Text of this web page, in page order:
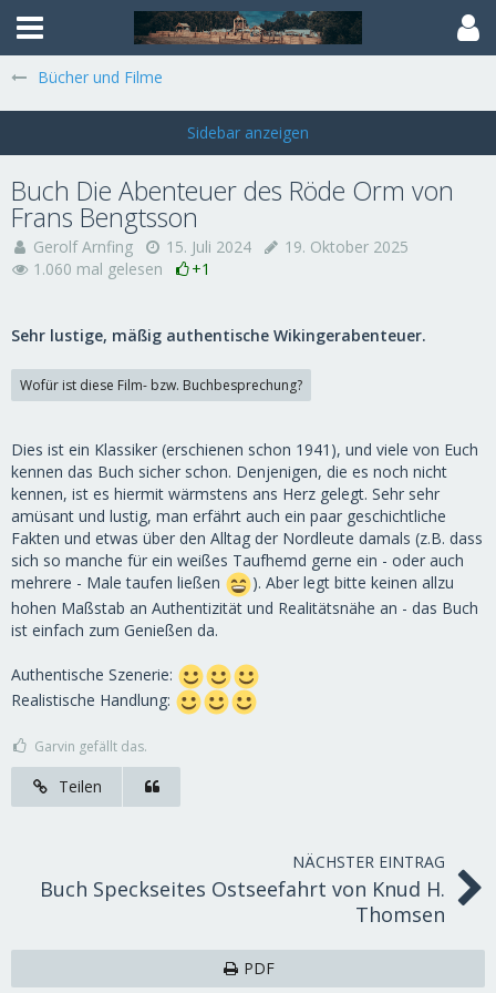
Bücher und Filme
Buch Die Abenteuer des Röde Orm von
Frans Bengtsson
Gerolf Arnfing 15. Juli 2024
19. Oktober 2025
1.060 mal gelesen
+1
Sehr lustige, mäßig authentische Wikingerabenteuer.
Wofür ist diese Film- bzw. Buchbesprechung?
Dies ist ein Klassiker (erschienen schon 1941), und viele von Euch
kennen das Buch sicher schon. Denjenigen, die es noch nicht
kennen, ist es hiermit wärmstens ans Herz gelegt. Sehr sehr
amüsant und lustig, man erfährt auch ein paar geschichtliche
Fakten und etwas über den Alltag der Nordleute damals (z.B. dass
sich so manche für ein weißes Taufhemd gerne ein - oder auch
mehrere - Male taufen ließen
). Aber legt bitte keinen allzu
hohen Maßstab an Authentizität und Realitätsnähe an - das Buch
ist einfach zum Genießen da.
Authentische Szenerie:
Realistische Handlung:
Garvin gefällt das.
Teilen
NÄCHSTER EINTRAG
Buch Speckseites Ostseefahrt von Knud H.
Thomsen
PDF